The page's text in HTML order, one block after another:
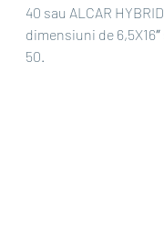
40 sau ALCAR
dimensiuni de
50.